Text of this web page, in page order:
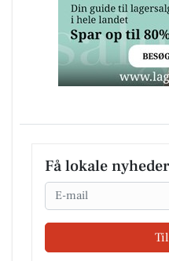
Få lokale
Email